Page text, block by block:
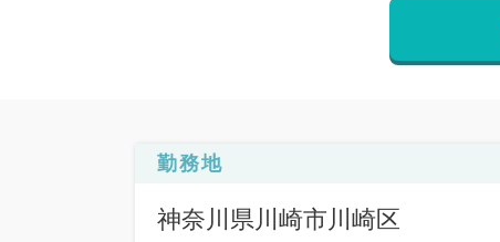
勤務地
神奈川県川崎市川崎区